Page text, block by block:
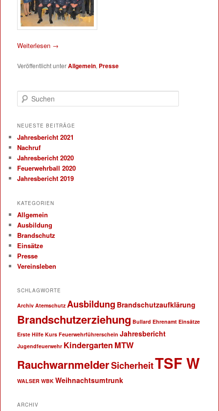
Weiterlesen →
Veröffentlicht unterAllgemein, Presse
Suchen
NEUESTE BEITRÄGE
Jahresbericht 2021
Nachruf
Jahresbericht 2020
Feuerwehrball 2020
Jahresbericht 2019
KATEGORIEN
Allgemein
Ausbildung
Brandschutz
Einsätze
Presse
Vereinsleben
SCHLAGWORTE
Archiv Atemschutz Ausbildung Brandschutzaufklärung
Brandschutzerziehung Bullard Ehrenamt Einsätze
Erste Hilfe Kurs Feuerwehrführerschein Jahresbericht
Jugendfeuerwehr Kindergarten MTW
RauchwarnmelderSicherheitTSF W
WALSER WBK Weihnachtsumtrunk
ARCHIV